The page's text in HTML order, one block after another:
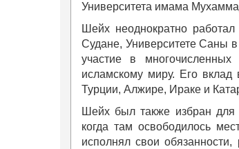
Университета имама
Шейх неоднократно
Судане, Университете Саны
участие в
исламскому миру. Его
Турции, Алжире, Ираке и
Шейх был также избран для
когда там освободилось
исполнял свои